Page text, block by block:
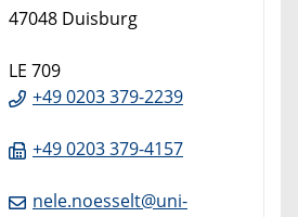
47048 Duisburg
LE 709
+49 0203 379-2239
+49 0203 379-4157
nele.noesselt@uni-